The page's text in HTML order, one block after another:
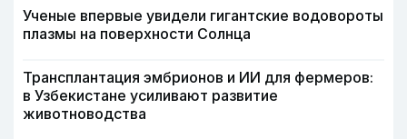
Ученые впервые увидели гигантские водовороты
плазмы на поверхности Солнца
Трансплантация эмбрионов и ИИ для фермеров:
в Узбекистане усиливают развитие
животноводства